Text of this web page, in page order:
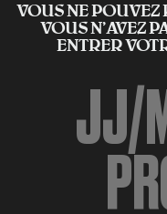
VOUS NE POUVEZ
VOUS N’AVEZ
ENTRER